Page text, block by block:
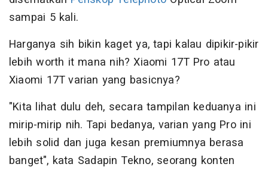
sampai 5 kali.
Harganya sih bikin kaget ya, tapi kalau dipikir-pikir
lebih worth it mana nih? Xiaomi 17T Pro atau
Xiaomi 17T varian yang basicnya?
"Kita lihat dulu deh, secara tampilan keduanya ini
mirip-mirip nih. Tapi bedanya, varian yang Pro ini
lebih solid dan juga kesan premiumnya berasa
banget", kata Sadapin Tekno, seorang konten